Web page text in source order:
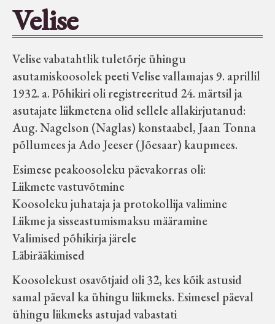
Seltsid-ühingud
Aiandus
Tuletõrje
Õpperada
Muud koduloolist Velise mailt
Märjamaa ümbruse valdade
elanike nimekirjad seisuga
15.12.1938
Velise kultuuri ja hariduse selts
Velise
Velise vabatahtlik tuletõrje ühingu
asutamiskoosolek peeti Velise vallamajas 9. aprillil
1932. a. Põhikiri oli registreeritud 24. märtsil ja
asutajate liikmetena olid sellele allakirjutanud:
Aug. Nagelson (Naglas) konstaabel, Jaan Tonna
põllumees ja Ado Jeeser (Jõesaar) kaupmees.
Esimese peakoosoleku päevakorras oli:
Liikmete vastuvõtmine
Koosoleku juhataja ja protokollija valimine
Liikme ja sisseastumismaksu määramine
Valimised põhikirja järele
Läbirääkimised
Koosolekust osavõtjaid oli 32, kes kõik astusid
samal päeval ka ühingu liikmeks. Esimesel päeval
ühingu liikmeks astujad vabastati